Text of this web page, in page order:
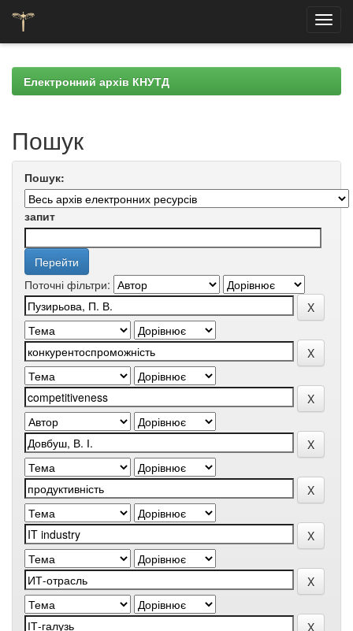
navigationЕлектронний архів КНУТД
Пошук
Пошук:
запит
Поточні фільтри: